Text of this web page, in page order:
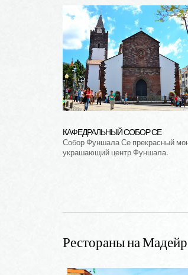
КАФЕДРАЛЬНЫЙ СОБОР СЕ
Собор Фуншала Се прекрасный
украшающий центр Фуншала.
Рестораны на